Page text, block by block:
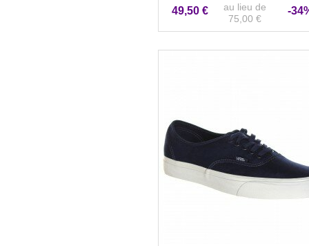
49,50 €
au lieu de
75,00 €
-